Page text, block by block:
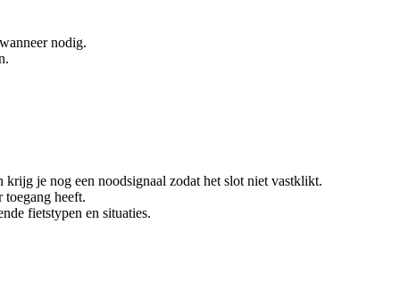
nodig.
je nog een noodsignaal zodat het slot niet vastklikt.
heeft.
fietstypen en situaties.